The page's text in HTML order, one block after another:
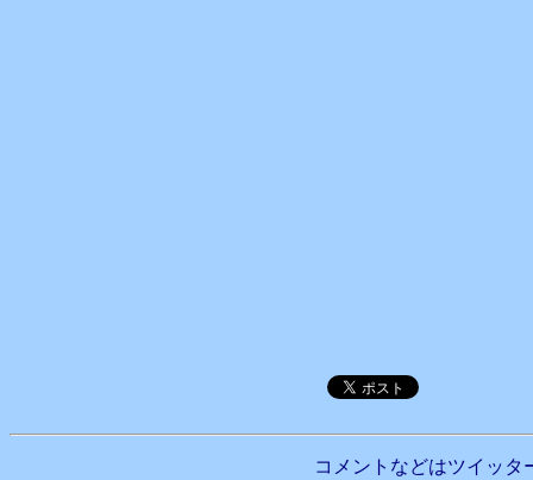
コメントなどはツイッタ